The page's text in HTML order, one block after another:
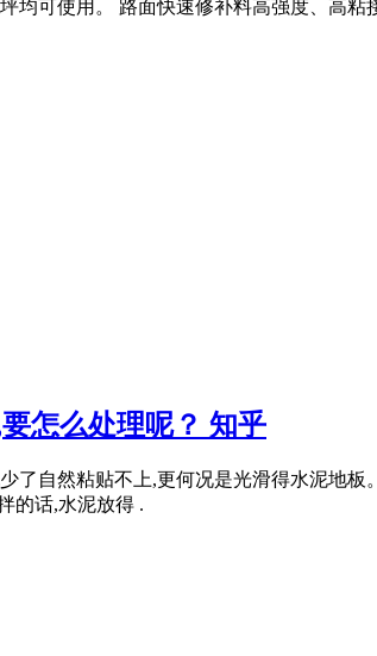
均可使用。 路面快速修补料高强度、高
怎么处理呢？ 知乎
了自然粘贴不上,更何况是光滑得水泥地
的话,水泥放得 .